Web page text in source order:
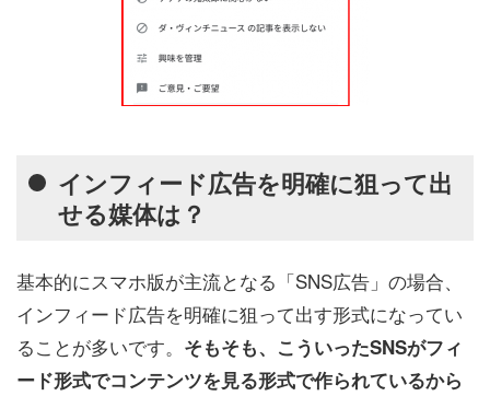
インフィード広告を明確に狙って出
せる媒体は？
基本的にスマホ版が主流となる「SNS広告」の場合、
インフィード広告を明確に狙って出す形式になってい
ることが多いです。 そもそも、こういったSNSがフィ
ード形式でコンテンツを見る形式で作られているから